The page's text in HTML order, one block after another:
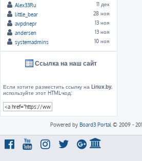
Alex33Ru
11 дек
little_bear
28 ноя
avpdnepr
13 ноя
andersen
13 ноя
systemadmins
10 ноя
Ссылка на наш сайт
Если хотите разместить ссылку на Linux.by,
используйте этот HTML-код:
Powered by Board3 Portal © 2009 -